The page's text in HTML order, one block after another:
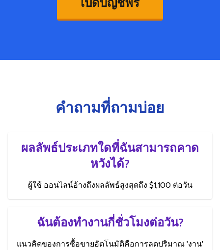
คำถามที่ถามบ่อย
ผลลัพธ์ประเภทใดที่ฉันสามารถคาด
หวังได้?
ผู้ใช้ ออนไลน์อ้างถึงผลลัพธ์สูงสุดถึง $1,100 ต่อวัน
ฉันต้องทำงานกี่ชั่วโมงต่อวัน?
แนวคิดของการซื้อขายอัตโนมัติคือการลดปริมาณ 'งาน'